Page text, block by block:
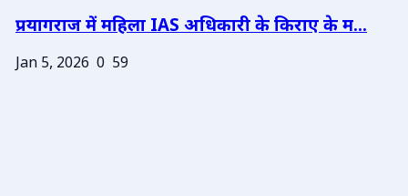
प्रयागराज में महिला IAS अधिकारी के किराए के म...
Jan 5, 2026 0 59